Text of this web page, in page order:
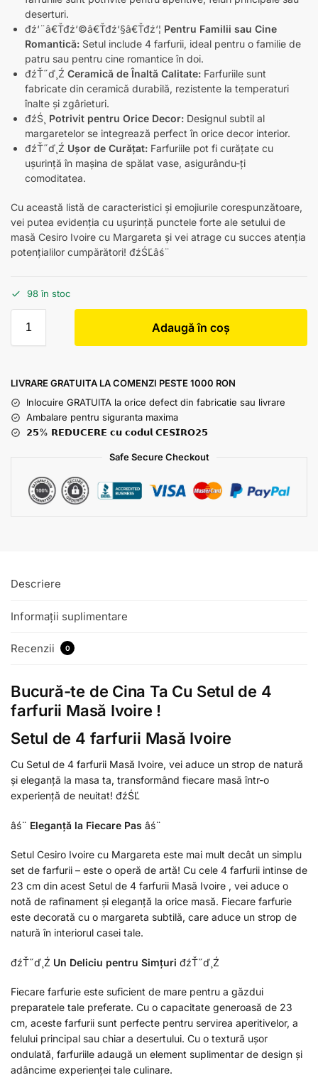
deserturi.
đź‘¨â€Ťđź‘©â€Ťđź‘§â€Ťđź‘¦ Pentru Familii sau Cine
Romantică: Setul include 4 farfurii, ideal pentru o familie de
patru sau pentru cine romantice în doi.
đźŤ˝ď¸Ź Ceramică de Înaltă Calitate: Farfuriile sunt
fabricate din ceramică durabilă, rezistente la temperaturi
înalte și zgârieturi.
đźŚ¸ Potrivit pentru Orice Decor: Designul subtil al
margaretelor se integrează perfect în orice decor interior.
đźŤ˝ď¸Ź Ușor de Curățat: Farfuriile pot fi curățate cu
ușurință în mașina de spălat vase, asigurându-ți
comoditatea.
Cu această listă de caracteristici și emojiurile corespunzătoare,
vei putea evidenția cu ușurință punctele forte ale setului de
masă Cesiro Ivoire cu Margareta și vei atrage cu succes atenția
potențialilor cumpărători! đźŚĽâś¨
98 în stoc
Adaugă în coș
LIVRARE GRATUITA LA COMENZI PESTE 1000 RON
Inlocuire GRATUITA la orice defect din fabricatie sau livrare
Ambalare pentru siguranta maxima
𝟮𝟱% 𝗥𝗘𝗗𝗨𝗖𝗘𝗥𝗘 𝗰𝘂 𝗰𝗼𝗱𝘂𝗹 𝗖𝗘𝗦𝗜𝗥𝗢𝟮𝟱
Safe Secure Checkout
Descriere
Informații suplimentare
Recenzii 0
Bucură-te de Cina Ta Cu Setul de 4
farfurii Masă Ivoire !
Setul de 4 farfurii Masă Ivoire
Cu Setul de 4 farfurii Masă Ivoire, vei aduce un strop de natură
și eleganță la masa ta, transformând fiecare masă într-o
experiență de neuitat! đźŚĽ
âś¨ Eleganță la Fiecare Pas âś¨
Setul Cesiro Ivoire cu Margareta este mai mult decât un simplu
set de farfurii – este o operă de artă! Cu cele 4 farfurii intinse de
23 cm din acest Setul de 4 farfurii Masă Ivoire , vei aduce o
notă de rafinament și eleganță la orice masă. Fiecare farfurie
este decorată cu o margareta subtilă, care aduce un strop de
natură în interiorul casei tale.
đźŤ˝ď¸Ź Un Deliciu pentru Simțuri đźŤ˝ď¸Ź
Fiecare farfurie este suficient de mare pentru a găzdui
preparatele tale preferate. Cu o capacitate generoasă de 23
cm, aceste farfurii sunt perfecte pentru servirea aperitivelor, a
felului principal sau chiar a desertului. Cu o textură ușor
ondulată, farfuriile adaugă un element suplimentar de design și
adâncime experienței tale culinare.